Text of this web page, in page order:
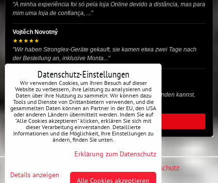
"A minha experiência foi só pela loja Online devido a distância, mas para
mim uma loja de confiança, ..."
Vojtěch Novotný
★★★★★
"Wir haben Stronglex-Geräte gekauft, sie kamen etwa zwei Tage nach
der Bestellung an, inklusive Monta..."
josef helmich
★★★★★
"Hier gibt es viele Dinge, die du für dein Drift-Auto verwenden kannst,
egal ob Profi oder für die St..."
ALLE BEWERTUNGEN
Erklärung zum Datenschutz
Datenschutz-Einstellungen
Wir verwenden Cookies, um Ihren Besuch auf dieser
Website zu verbessern, ihre Leistung zu analysieren und
Daten über ihre Nutzung zu sammeln. Wir können dazu
Tools und Dienste von Drittanbietern verwenden, und die
gesammelten Daten können an Partner in der EU, den USA
oder anderen Ländern übermittelt werden. Indem Sie auf
"Alle Cookies akzeptieren" klicken, erklären Sie sich mit
dieser Verarbeitung einverstanden. Detaillierte
Informationen und die Möglichkeit, Ihre Einstellungen zu
ändern, finden Sie unten.
Erklärung zum Datenschutz
Details anzeigen
Alle Cookies akzeptieren